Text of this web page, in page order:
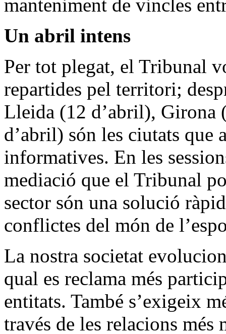
manteniment de vincles
Un abril intens
Per tot plegat, el Tribunal
repartides pel territori;
Lleida (12 d’abril), Girona
d’abril) són les ciutats que
informatives. En les
mediació que el Tribunal
sector són una solució
conflictes del món de
La nostra societat
qual es reclama més
entitats. També s’exigeix
través de les relacions més